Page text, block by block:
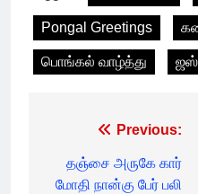
Pongal Greetings
பொங்கல் வாழ்த்து
navigation
Previous:
தஞ்சை அருகே கார்
மோதி நான்கு பேர் பலி